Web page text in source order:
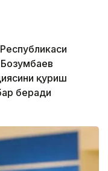
Бозумбаев
қуриш
беради